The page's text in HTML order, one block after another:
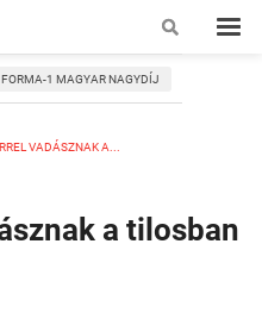
FORMA-1 MAGYAR NAGYDÍJ
VADÁSZNAK A...
a tilosban